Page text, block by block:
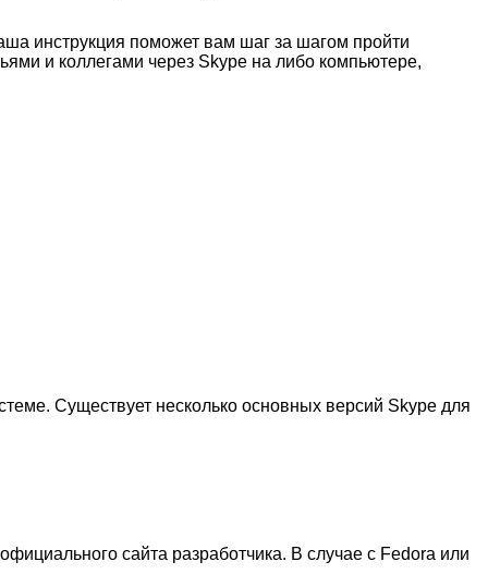
инструкция поможет вам шаг за шагом пройти
и коллегами через Skype на либо компьютере,
Существует несколько основных версий Skype для
сайта разработчика. В случае с Fedora или